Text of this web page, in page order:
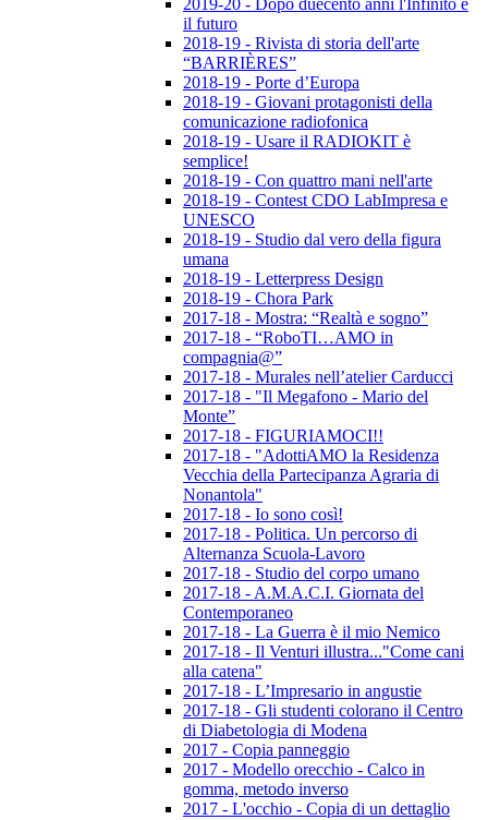
2019-20 - Dopo duecento anni l'Infinito è
il futuro
2018-19 - Rivista di storia dell'arte
“BARRIÈRES”
2018-19 - Porte d’Europa
2018-19 - Giovani protagonisti della
comunicazione radiofonica
2018-19 - Usare il RADIOKIT è
semplice!
2018-19 - Con quattro mani nell'arte
2018-19 - Contest CDO LabImpresa e
UNESCO
2018-19 - Studio dal vero della figura
umana
2018-19 - Letterpress Design
2018-19 - Chora Park
2017-18 - Mostra: “Realtà e sogno”
2017-18 - “RoboTI…AMO in
compagnia@”
2017-18 - Murales nell’atelier Carducci
2017-18 - "Il Megafono - Mario del
Monte”
2017-18 - FIGURIAMOCI!!
2017-18 - "AdottiAMO la Residenza
Vecchia della Partecipanza Agraria di
Nonantola"
2017-18 - Io sono così!
2017-18 - Politica. Un percorso di
Alternanza Scuola-Lavoro
2017-18 - Studio del corpo umano
2017-18 - A.M.A.C.I. Giornata del
Contemporaneo
2017-18 - La Guerra è il mio Nemico
2017-18 - Il Venturi illustra..."Come cani
alla catena"
2017-18 - L’Impresario in angustie
2017-18 - Gli studenti colorano il Centro
di Diabetologia di Modena
2017 - Copia panneggio
2017 - Modello orecchio - Calco in
gomma, metodo inverso
2017 - L'occhio - Copia di un dettaglio